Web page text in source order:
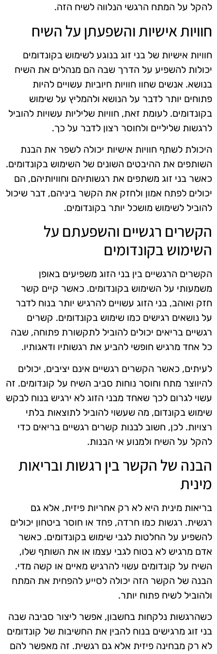
להקל על המתח הרגשי הנלווה לשיח הזה.
חוויות אישיות והשפעתן על השיח
חוויות אישיות של בני זוג בנוגע לשימוש בקונדומים
יכולות להשפיע על הדרך שבה הם מנהלים את השיח
בנושא. אנשים שחוו חוויות חיוביות עשויים להיות
פתוחים יותר לדבר על הנושא ולהמליץ על שימוש
בקונדומים. לעומת זאת, חוויות שליליות עשויות להוביל
לרגשות שליליים ולחוסר רצון לדבר על כך.
היכולת לשתף חוויות אישיות יכולה לשפר את הבנת
השותפים את ההיבטים השונים של השימוש בקונדומים.
כאשר בני זוג משתפים את רגשותיהם וחוויותיהם, הם
יכולים לפתח אמון ולחזק את הקשר ביניהם, דבר שיכול
להוביל לשימוש מושכל יותר בקונדומים.
הקשרים רגשיים והשפעתם על
השימוש בקונדומים
הקשרים הרגשיים בין בני הזוג משפיעים באופן
משמעותי על השימוש בקונדומים. כאשר קיים קשר
חזק ואוהב, בני הזוג עשויים להרגיש יותר בנוח לדבר
על נושאים רגישים כמו שימוש בקונדומים. קשרים
רגשיים בריאים יכולים להוביל לתקשורת פתוחה, שבה
כל אחד מרגיש חופשי להביע את רגשותיו ודאגותיו.
לעיתים, כאשר הקשרים רגשיים אינם יציבים, יכולים
להיווצר מתח וחוסר נוחות סביב השיח על קונדומים. זה
עשוי לגרום לכך שאחד מבני הזוג לא ירגיש בנוח לבקש
שימוש בקונדום, מה שעשוי להוביל לתוצאות בלתי
רצויות. לכן, חשוב לבנות קשרים רגשיים בריאים כדי
להקל על השיח ולמנוע אי הבנות.
הבנה של הקשר בין רגשות ובריאות
מינית
בריאות מינית היא לא רק אחריות פיזית, אלא גם
רגשית. רגשות כמו חרדה, פחד או חוסר ביטחון יכולים
להשפיע על החלטות לגבי שימוש בקונדומים. כאשר
אדם מרגיש לא בטוח לגבי עצמו או את השותף שלו,
השיח על קונדומים עשוי להרגיש מאיים או קשה מדי.
הבנה של הקשר הזה יכולה לסייע להפחית את המתח
ולהוביל לשיח פתוח יותר.
כשהרגשות נלקחות בחשבון, אפשר ליצור סביבה שבה
בני זוג מרגישים בנוח להבין את החשיבות של קונדומים
לא רק מבחינה פיזית אלא גם רגשית. זה מאפשר להם